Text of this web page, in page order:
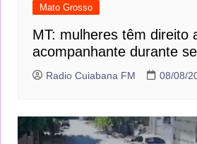
Mato Grosso
MT: mulheres têm direito
acompanhante durante
Radio Cuiabana FM 08/08/